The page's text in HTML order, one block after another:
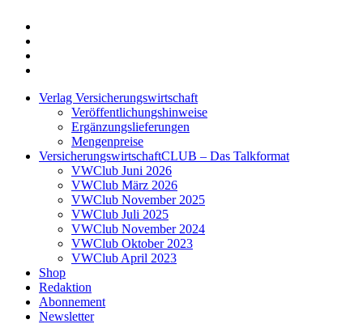
Verlag Versicherungswirtschaft
Veröffentlichungshinweise
Ergänzungslieferungen
Mengenpreise
VersicherungswirtschaftCLUB – Das Talkformat
VWClub Juni 2026
VWClub März 2026
VWClub November 2025
VWClub Juli 2025
VWClub November 2024
VWClub Oktober 2023
VWClub April 2023
Shop
Redaktion
Abonnement
Newsletter